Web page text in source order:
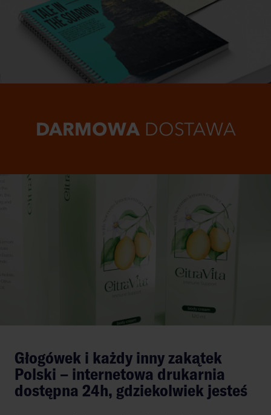
DARMOWA DOSTAWA
Głogówek i każdy inny zakątek
Polski – internetowa drukarnia
dostępna 24h, gdziekolwiek jesteś